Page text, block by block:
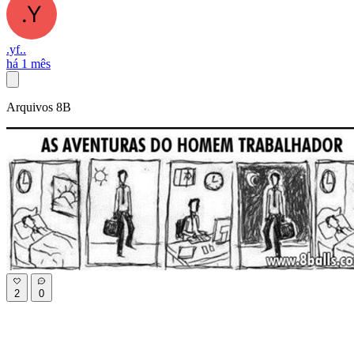
.yf..
há 1 mês
Arquivos 8B
2 0